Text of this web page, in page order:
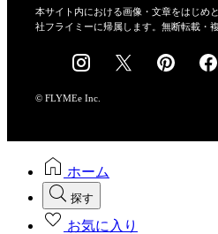
会社概要
採用情報
本サイト内における画像・文章をはじめ
社フライミーに帰属します。無断転載・
© FLYMEe Inc.
ホーム
探す
お気に入り